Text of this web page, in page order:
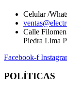
Celular /
Calle
Piedra Lima
Facebook-f
POLÍTICAS